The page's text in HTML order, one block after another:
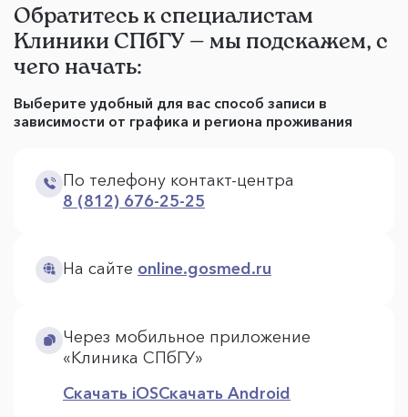
Обратитесь к специалистам
Клиники СПбГУ — мы подскажем, с
чего начать:
Выберите удобный для вас способ записи в
зависимости от графика и региона проживания
По телефону контакт-центра
8 (812) 676-25-25
На сайте online.gosmed.ru
Через мобильное приложение
«Клиника СПбГУ»
Скачать iOSСкачать Android